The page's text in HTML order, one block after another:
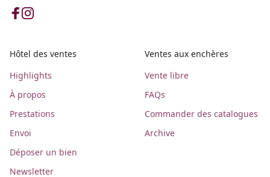
Hôtel des ventes
Highlights
À propos
Prestations
Envoi
Déposer un bien
Newsletter
Ventes aux enchères
Vente libre
FAQs
Commander des catalogues
Archive